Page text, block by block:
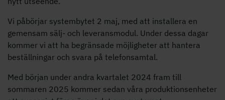
Vi påbörjar systembytet 2 maj, med att installera en
gemensam sälj- och leveransmodul. Under dessa dagar
kommer vi att ha begränsade möjligheter att hantera
beställningar och svara på telefonsamtal.
Med början under andra kvartalet 2024 fram till
sommaren 2025 kommer sedan våra produktionsenheter